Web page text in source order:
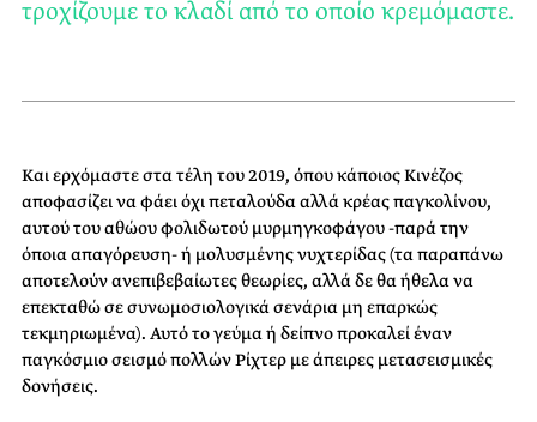
τροχίζουμε το κλαδί από το οποίο κρεμόμαστε.
Και ερχόμαστε στα τέλη του 2019, όπου κάποιος Κινέζος
αποφασίζει να φάει όχι πεταλούδα αλλά κρέας παγκολίνου,
αυτού του αθώου φολιδωτού μυρμηγκοφάγου -παρά την
όποια απαγόρευση- ή μολυσμένης νυχτερίδας (τα παραπάνω
αποτελούν ανεπιβεβαίωτες θεωρίες, αλλά δε θα ήθελα να
επεκταθώ σε συνωμοσιολογικά σενάρια μη επαρκώς
τεκμηριωμένα). Αυτό το γεύμα ή δείπνο προκαλεί έναν
παγκόσμιο σεισμό πολλών Ρίχτερ με άπειρες μετασεισμικές
δονήσεις.